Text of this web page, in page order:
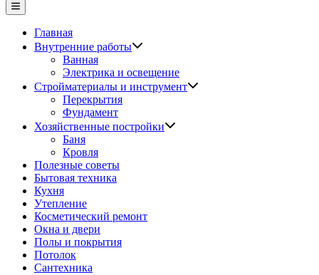
Главное
меню
Главная
Внутренние работы
Ванная
Электрика и освещение
Стройматериалы и инструмент
Перекрытия
Фундамент
Хозяйственные постройки
Баня
Кровля
Полезные советы
Бытовая техника
Кухня
Утепление
Косметический ремонт
Окна и двери
Полы и покрытия
Потолок
Сантехника